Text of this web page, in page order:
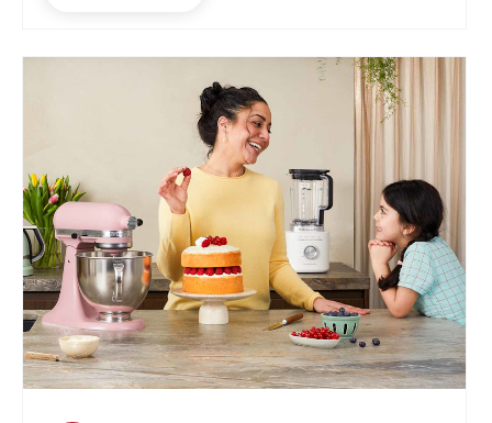
appareils sur votre plan de travail, chaque recette
de raviolis, de nouilles et de plat sauté devient
totalement faisable, même un soir de semaine.